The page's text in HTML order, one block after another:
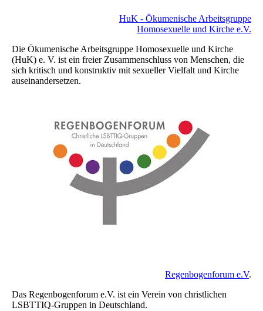
HuK - Ökumenische Arbeitsgruppe
Homosexuelle und Kirche e.V.
Die Ökumenische Arbeitsgruppe Homosexuelle und Kirche
(HuK) e. V. ist ein freier Zusammenschluss von Menschen, die
sich kritisch und konstruktiv mit sexueller Vielfalt und Kirche
auseinandersetzen.
Regenbogenforum e.V.
Das Regenbogenforum e.V. ist ein Verein von christlichen
LSBTTIQ-Gruppen in Deutschland.